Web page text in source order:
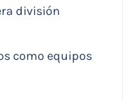
división
como equipos